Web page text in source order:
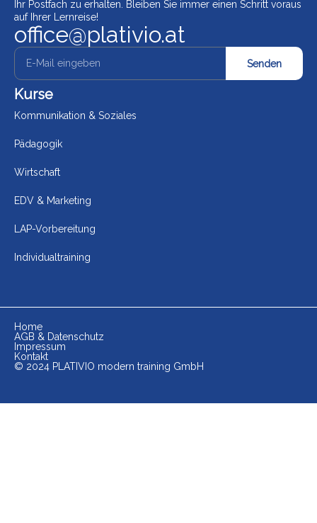
Ihr Postfach zu erhalten. Bleiben Sie immer einen Schritt voraus
auf Ihrer Lernreise!
office@plativio.at
Senden
Kurse
Kommunikation & Soziales
Pädagogik
Wirtschaft
EDV & Marketing
LAP-Vorbereitung
Individualtraining
Home
AGB & Datenschutz
Impressum
Kontakt
© 2024 PLATIVIO modern training GmbH